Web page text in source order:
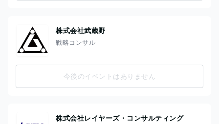
株式会社武蔵野
戦略コンサル
今後のイベントはありません
株式会社レイヤーズ・コンサルティング